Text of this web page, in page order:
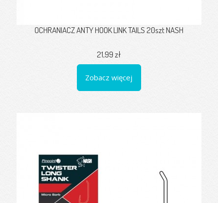
OCHRANIACZ ANTY HOOK LINK TAILS 20szt NASH
21,99 zł
Zobacz więcej